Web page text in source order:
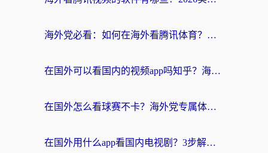
海外党必看：如何在海外看腾讯体育？解决赛事直播地区限制的终极指南
在国外可以看国内的视频app吗知乎？海外党亲测有效的追剧加速方案
在国外怎么看球赛不卡？海外党专属体育直播自由指南
在国外用什么app看国内电视剧？3步解决版权限制+卡顿难题